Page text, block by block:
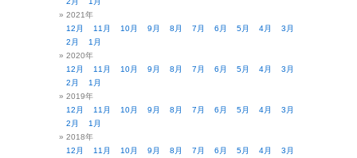
2021年
12月
11月 10月 9月 8月 7月 6月 5月 4月
3月
2月
1月
2020年
12月
11月 10月 9月 8月 7月 6月 5月 4月
3月
2月
1月
2019年
12月
11月 10月 9月 8月 7月 6月 5月 4月
3月
2月
1月
2018年
12月
11月 10月 9月 8月 7月 6月 5月 4月
3月